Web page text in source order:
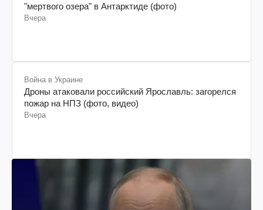
"мертвого озера" в Антарктиде (фото)
Вчера
Война в Украине
Дроны атаковали российский Ярославль: загорелся
пожар на НПЗ (фото, видео)
Вчера